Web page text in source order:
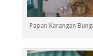
Papan Karangan